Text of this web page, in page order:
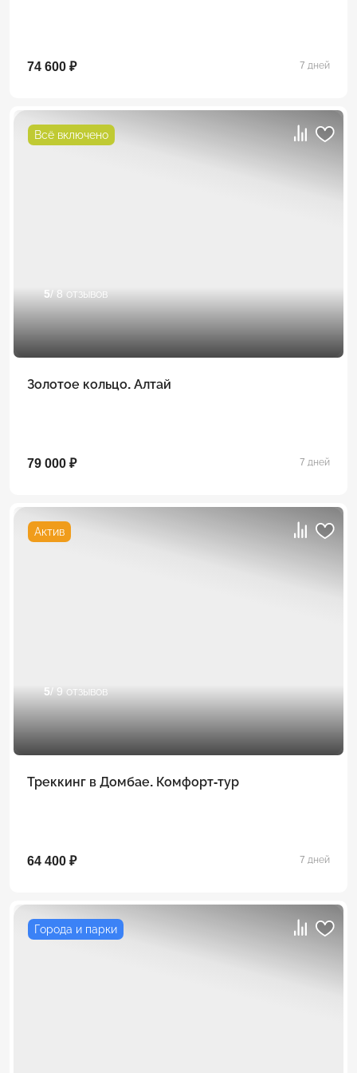
74 600 ₽ 7 дней
Всё включено
5/ 8 отзывов
Золотое кольцо. Алтай
79 000 ₽ 7 дней
Актив
5/ 9 отзывов
Треккинг в Домбае. Комфорт-тур
64 400 ₽ 7 дней
Города и парки